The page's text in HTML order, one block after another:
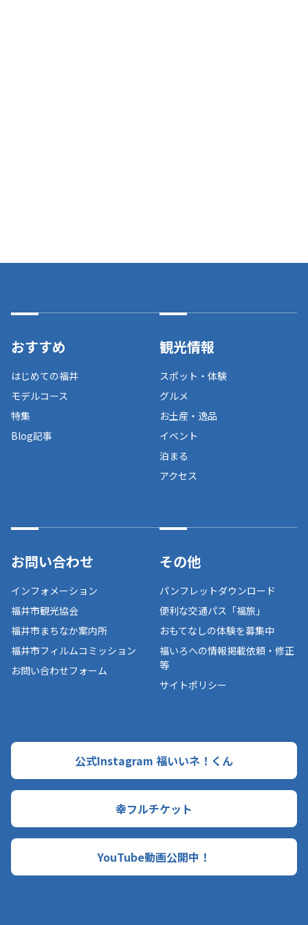
おすすめ
はじめての福井
モデルコース
特集
Blog記事
観光情報
スポット・体験
グルメ
お土産・逸品
イベント
泊まる
アクセス
お問い合わせ
インフォメーション
福井市観光協会
福井市まちなか案内所
福井市フィルムコミッション
お問い合わせフォーム
その他
パンフレットダウンロード
便利な交通パス「福旅」
おもてなしの体験を募集中
福いろへの情報掲載依頼・修正
等
サイトポリシー
公式Instagram 福いいネ！くん
幸フルチケット
YouTube動画公開中！